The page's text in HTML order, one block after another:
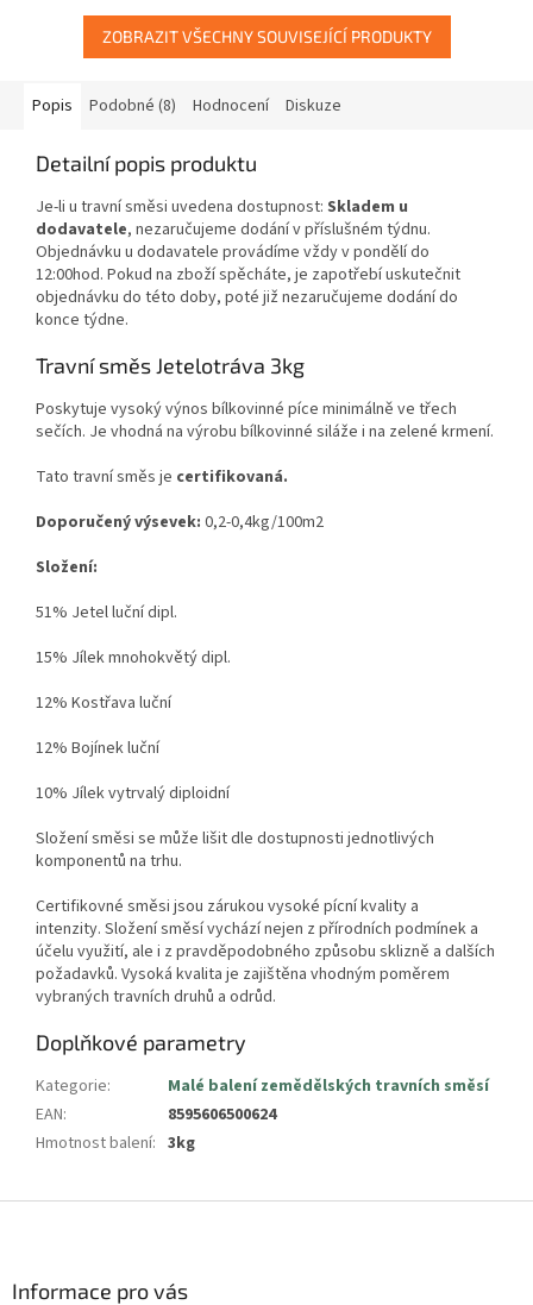
ZOBRAZIT VŠECHNY SOUVISEJÍCÍ PRODUKTY
Popis Podobné (8) Hodnocení Diskuze
Detailní popis produktu
Je-li u travní směsi uvedena dostupnost: Skladem u
dodavatele, nezaručujeme dodání v příslušném týdnu.
Objednávku u dodavatele provádíme vždy v pondělí do
12:00hod. Pokud na zboží spěcháte, je zapotřebí uskutečnit
objednávku do této doby, poté již nezaručujeme dodání do
konce týdne.
Travní směs Jetelotráva 3kg
Poskytuje vysoký výnos bílkovinné píce minimálně ve třech
sečích. Je vhodná na výrobu bílkovinné siláže i na zelené krmení.
Tato travní směs je certifikovaná.
Doporučený výsevek: 0,2-0,4kg/100m2
Složení:
51% Jetel luční dipl.
15% Jílek mnohokvětý dipl.
12% Kostřava luční
12% Bojínek luční
10% Jílek vytrvalý diploidní
Složení směsi se může lišit dle dostupnosti jednotlivých
komponentů na trhu.
Certifikovné směsi jsou zárukou vysoké pícní kvality a
intenzity. Složení směsí vychází nejen z přírodních podmínek a
účelu využití, ale i z pravděpodobného způsobu sklizně a dalších
požadavků. Vysoká kvalita je zajištěna vhodným poměrem
vybraných travních druhů a odrůd.
Doplňkové parametry
Kategorie:
Malé balení zemědělských travních směsí
EAN:
8595606500624
Hmotnost balení: 3kg
Informace pro vás